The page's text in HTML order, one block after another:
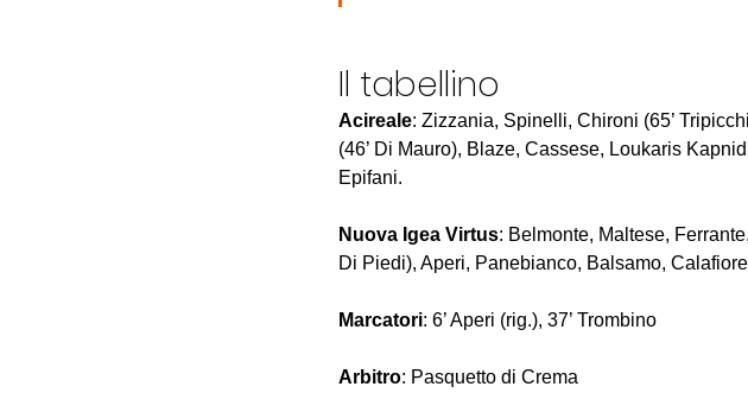
Il tabellino
Acireale: Zizzania, Spinelli, Chironi (65’
(46’ Di Mauro), Blaze, Cassese, Loukaris
Epifani.
Nuova Igea Virtus: Belmonte, Maltese,
Di Piedi), Aperi, Panebianco, Balsamo,
Marcatori: 6’ Aperi (rig.), 37’ Trombino
Arbitro: Pasquetto di Crema